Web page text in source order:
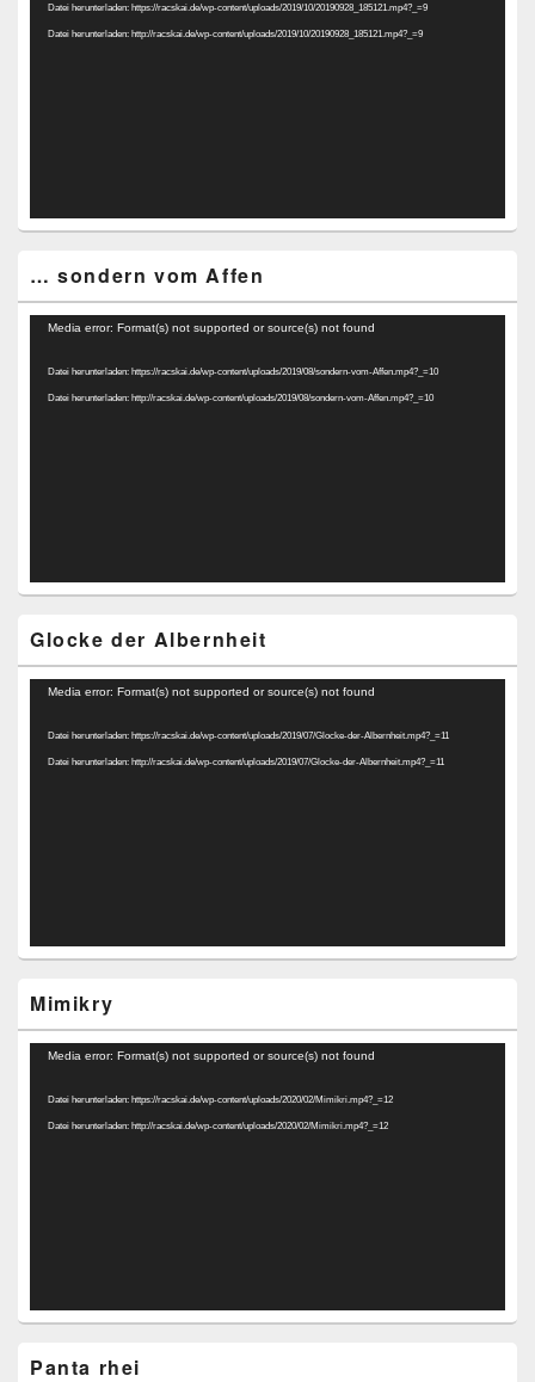
Datei herunterladen: https://racskai.de/wp-content/uploads/2019/10/20190928_185121.mp4?_=9
Datei herunterladen: http://racskai.de/wp-content/uploads/2019/10/20190928_185121.mp4?_=9
… sondern vom Affen
Video-
Media error: Format(s) not supported or source(s) not found
Datei herunterladen: https://racskai.de/wp-content/uploads/2019/08/sondern-vom-Affen.mp4?_=10
Datei herunterladen: http://racskai.de/wp-content/uploads/2019/08/sondern-vom-Affen.mp4?_=10
Glocke der Albernheit
Video-
Media error: Format(s) not supported or source(s) not found
Datei herunterladen: https://racskai.de/wp-content/uploads/2019/07/Glocke-der-Albernheit.mp4?_=11
Datei herunterladen: http://racskai.de/wp-content/uploads/2019/07/Glocke-der-Albernheit.mp4?_=11
Mimikry
Video-
Media error: Format(s) not supported or source(s) not found
Datei herunterladen: https://racskai.de/wp-content/uploads/2020/02/Mimikri.mp4?_=12
Datei herunterladen: http://racskai.de/wp-content/uploads/2020/02/Mimikri.mp4?_=12
Panta rhei